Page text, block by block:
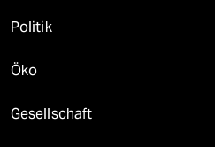
Politik
Öko
Gesellschaft